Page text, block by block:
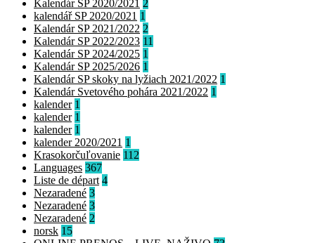
Kalendár SP 2020/2021 2
kalendář SP 2020/2021 1
Kalendár SP 2021/2022 2
Kalendár SP 2022/2023 11
Kalendár SP 2024/2025 1
Kalendár SP 2025/2026 1
Kalendár SP skoky na lyžiach 2021/2022 1
Kalendár Svetového pohára 2021/2022 1
kalender 1
kalender 1
kalender 1
kalender 2020/2021 1
Krasokorčuľovanie 112
Languages 367
Liste de départ 4
Nezaradené 3
Nezaradené 3
Nezaradené 2
norsk 15